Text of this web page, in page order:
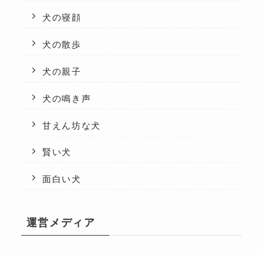
犬の寝顔
犬の散歩
犬の親子
犬の鳴き声
甘えん坊な犬
賢い犬
面白い犬
運営メディア